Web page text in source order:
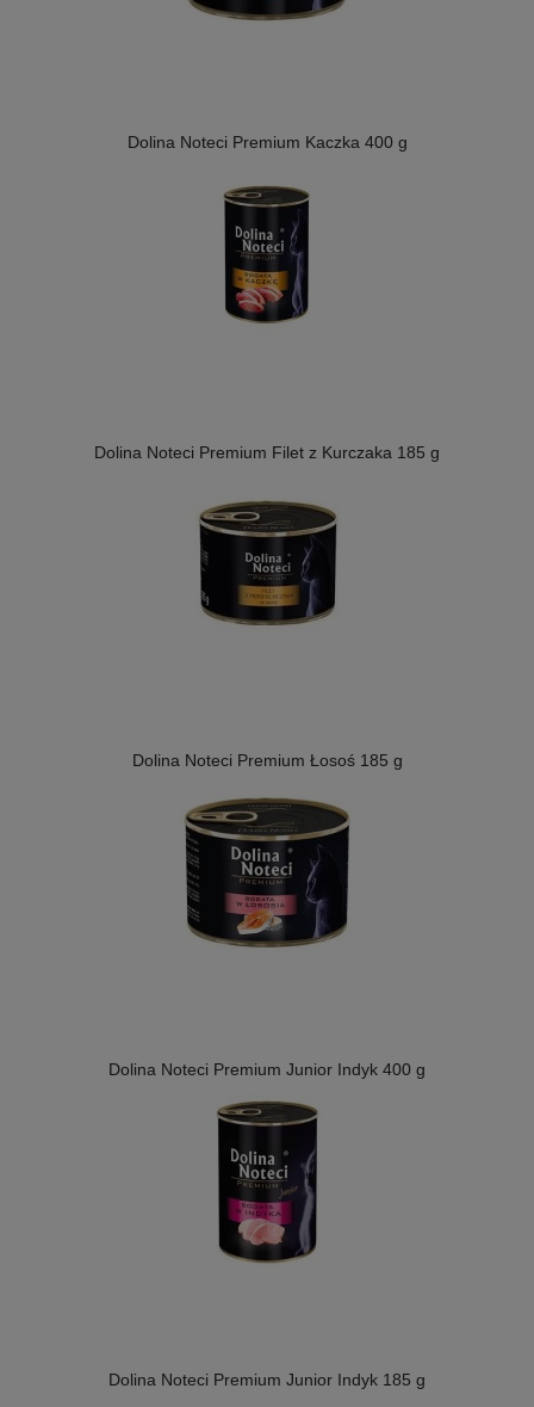
Dolina Noteci Premium Kaczka 400 g
Dolina Noteci Premium Filet z Kurczaka 185 g
Dolina Noteci Premium Łosoś 185 g
Dolina Noteci Premium Junior Indyk 400 g
Dolina Noteci Premium Junior Indyk 185 g